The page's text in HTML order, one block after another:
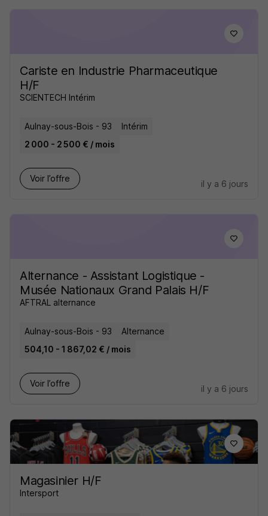
Cariste en Industrie Pharmaceutique
H/F
SCIENTECH Intérim
Aulnay-sous-Bois - 93
Intérim
2 000 - 2 500 € / mois
Voir l’offre
il y a 6 jours
Alternance - Assistant Logistique -
Musée Nationaux Grand Palais H/F
AFTRAL alternance
Aulnay-sous-Bois - 93
Alternance
504,10 - 1 867,02 € / mois
Voir l’offre
il y a 6 jours
Magasinier H/F
Intersport